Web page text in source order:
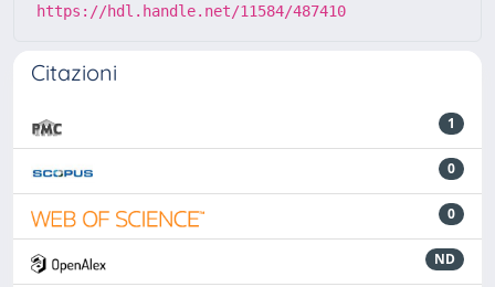
https://hdl.handle.net/11584/487410
Citazioni
1
0
0
ND